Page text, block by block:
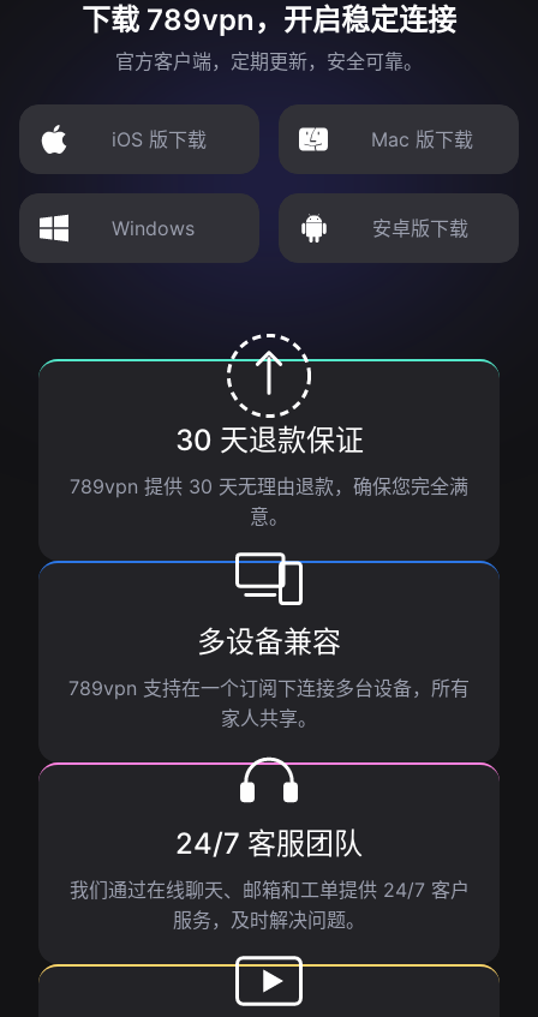
下载 789vpn，开启稳定连接
官方客户端，定期更新，安全可靠。
iOS 版下载 Mac 版下载
Windows 安卓版下载
30 天退款保证
789vpn 提供 30 天无理由退款，确保您完全满
意。
多设备兼容
789vpn 支持在一个订阅下连接多台设备，所有
家人共享。
24/7 客服团队
我们通过在线聊天、邮箱和工单提供 24/7 客户
服务，及时解决问题。